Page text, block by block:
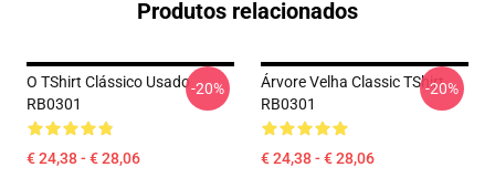
Produtos relacionados
O TShirt Clássico Usado
RB0301
€ 24,38 - € 28,06
-20%
Árvore Velha Classic TShirt
RB0301
€ 24,38 - € 28,06
-20%